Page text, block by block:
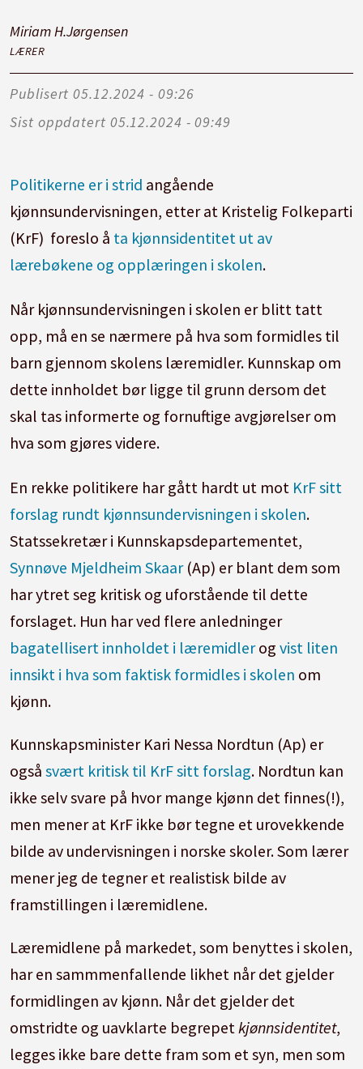
Miriam H.Jørgensen
LÆRER
Publisert
05.12.2024 - 09:26
Sist oppdatert
05.12.2024 - 09:49
Politikerne er i strid angående
kjønnsundervisningen, etter at Kristelig Folkeparti
(KrF) foreslo å ta kjønnsidentitet ut av
lærebøkene og opplæringen i skolen.
Når kjønnsundervisningen i skolen er blitt tatt
opp, må en se nærmere på hva som formidles til
barn gjennom skolens læremidler. Kunnskap om
dette innholdet bør ligge til grunn dersom det
skal tas informerte og fornuftige avgjørelser om
hva som gjøres videre.
En rekke politikere har gått hardt ut mot KrF sitt
forslag rundt kjønnsundervisningen i skolen.
Statssekretær i Kunnskapsdepartementet,
Synnøve Mjeldheim Skaar(Ap) er blant dem som
har ytret seg kritisk og uforstående til dette
forslaget. Hun har ved flere anledninger
bagatellisert innholdet i læremidlerogvist liten
innsikt i hva som faktisk formidles i skolen om
kjønn.
Kunnskapsminister Kari Nessa Nordtun (Ap) er
ogsåsvært kritisk til KrF sitt forslag. Nordtun kan
ikke selv svare på hvor mange kjønn det finnes(!),
men mener at KrF ikke bør tegne et urovekkende
bilde av undervisningen i norske skoler. Som lærer
mener jeg de tegner et realistisk bilde av
framstillingen i læremidlene.
Læremidlene på markedet, som benyttes i skolen,
har en sammmenfallende likhet når det gjelder
formidlingen av kjønn. Når det gjelder det
omstridte og uavklarte begrepet kjønnsidentitet,
legges ikke bare dette fram som et syn, men som